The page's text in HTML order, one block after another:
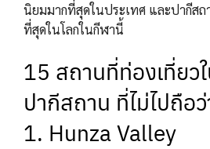
นิยมมากที่สุดในประเทศ และปากีสถ
ที่สุดในโลกในกีฬานี้
15 สถานที่ท่องเที่ยว
ปากีสถาน ที่ไม่ไปถือ
1. Hunza Valley